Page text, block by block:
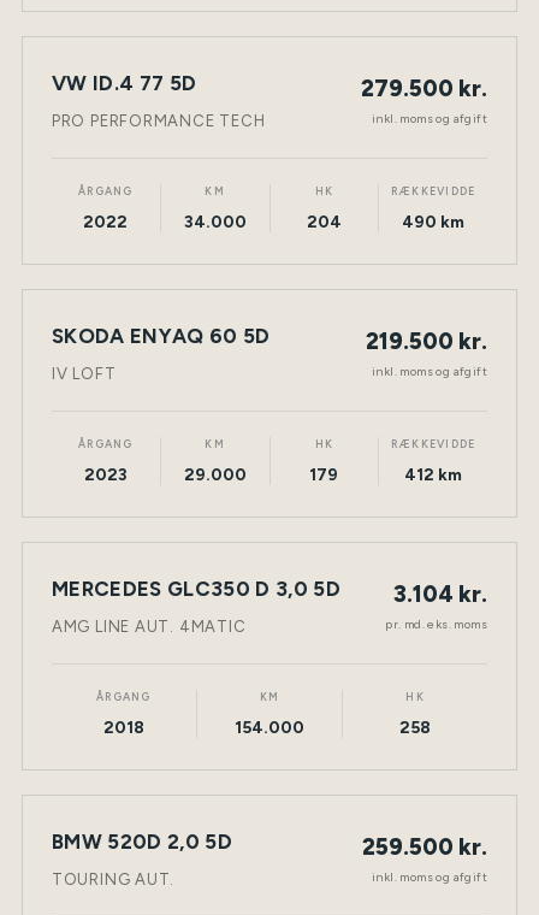
NY BIL ELEKTRISK TØNDER
VW ID.4 77 5D
PRO PERFORMANCE TECH
279.500 kr.
inkl. moms og afgift
ÅRGANG
2022
KM
34.000
HK
204
RÆKKEVIDDE
490 km
NY BIL ELEKTRISK TØNDER
SKODA ENYAQ 60 5D
IV LOFT
219.500 kr.
inkl. moms og afgift
ÅRGANG
2023
KM
29.000
HK
179
RÆKKEVIDDE
412 km
LEASING NY BIL DIESEL TØNDER
MERCEDES GLC350 D 3,0 5D
AMG LINE AUT. 4MATIC
3.104 kr.
pr. md. eks. moms
ÅRGANG
2018
KM
154.000
HK
258
NY BIL DIESEL TØNDER
BMW 520D 2,0 5D
TOURING AUT.
259.500 kr.
inkl. moms og afgift